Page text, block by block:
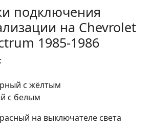
подключения
на Chevrolet
1985-1986
с жёлтым
с белым
на выключателе света